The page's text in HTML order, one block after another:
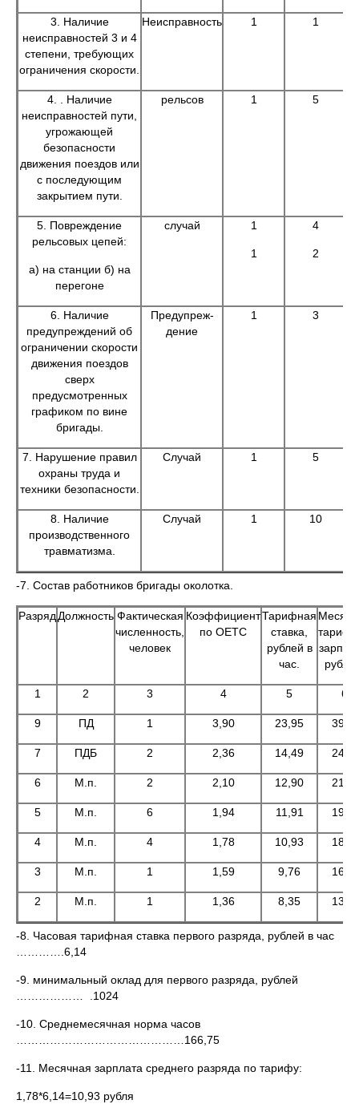
3. Наличие
неисправностей 3 и 4
степени, требующих
ограничения скорости.
Неисправность 1 1
4. . Наличие
неисправностей пути,
угрожающей
безопасности
движения поездов или
с последующим
закрытием пути.
рельсов 1 5
5. Повреждение
рельсовых цепей:
а) на станции б) на
перегоне
случай 1
1
4
2
6. Наличие
предупреждений об
ограничении скорости
движения поездов
сверх
предусмотренных
графиком по вине
бригады.
Предупреж-
дение
1 3
7. Нарушение правил
охраны труда и
техники безопасности.
Случай 1 5
8. Наличие
производственного
травматизма.
Случай 1 10
-7. Состав работников бригады околотка.
Разряд Должность Фактическая
численность,
человек
Коэффициент
по ОЕТС
Тарифная
ставка,
рублей в
час.
1 2 3 4 5 6
9 ПД 1 3,90 23,95 3994
7 ПДБ 2 2,36 14,49 2417
6 М.п. 2 2,10 12,90 2150
5 М.п. 6 1,94 11,91 1987
4 М.п. 4 1,78 10,93 1823
3 М.п. 1 1,59 9,76 1628
2 М.п. 1 1,36 8,35 1393
-8. Часовая тарифная ставка первого разряда, рублей в час
………….6,14
-9. минимальный оклад для первого разряда, рублей
……………… .1024
-10. Среднемесячная норма часов
………………………………………166,75
-11. Месячная зарплата среднего разряда по тарифу:
1,78*6,14=10,93 рубля